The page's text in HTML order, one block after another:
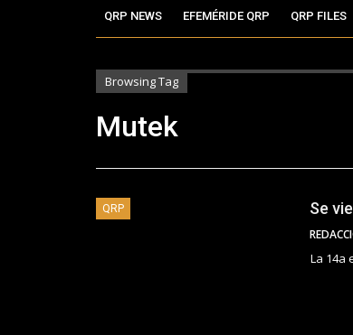
QRP NEWS EFEMÉRIDE QRP QRP FILES
Browsing Tag
Mutek
QRP Se
La 14a